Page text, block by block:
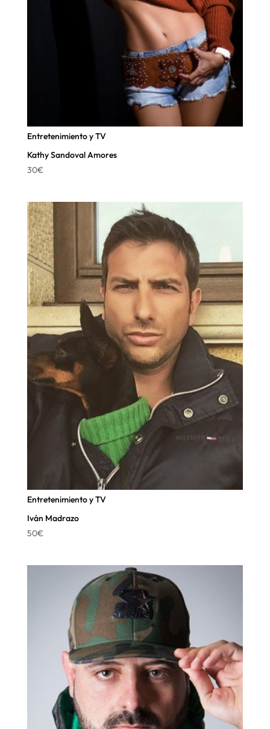
Entretenimiento y TV
Kathy Sandoval Amores
30€
Entretenimiento y TV
Iván Madrazo
50€